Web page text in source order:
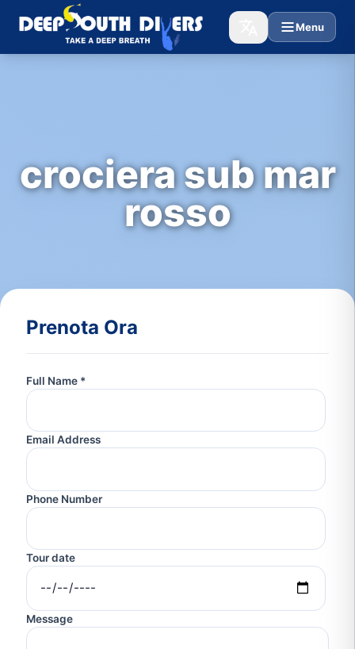
Menu
crociera sub mar
rosso
Prenota Ora
Full Name *
Email Address
Phone Number
Tour date
Message